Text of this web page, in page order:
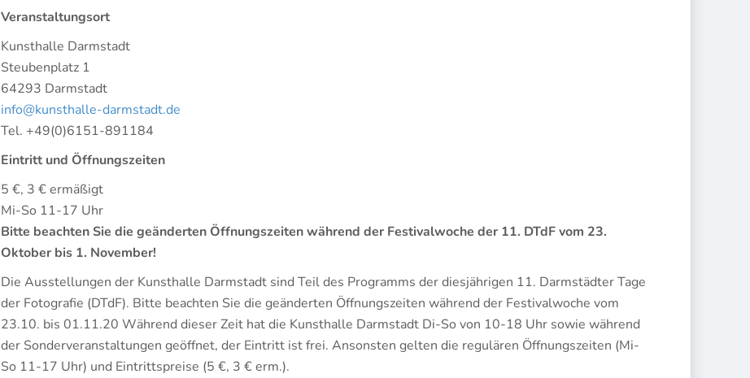
Veranstaltungsort
Kunsthalle Darmstadt
Steubenplatz 1
64293 Darmstadt
info@kunsthalle-darmstadt.de
Tel. +49(0)6151-891184
Eintritt und Öffnungszeiten
5 €, 3 € ermäßigt
Mi-So 11-17 Uhr
Bitte beachten Sie die geänderten Öffnungszeiten während der Festivalwoche der 11. DTdF vom 23.
Oktober bis 1. November!
Die Ausstellungen der Kunsthalle Darmstadt sind Teil des Programms der diesjährigen 11. Darmstädter Tage
der Fotografie (DTdF). Bitte beachten Sie die geänderten Öffnungszeiten während der Festivalwoche vom
23.10. bis 01.11.20 Während dieser Zeit hat die Kunsthalle Darmstadt Di-So von 10-18 Uhr sowie während
der Sonderveranstaltungen geöffnet, der Eintritt ist frei. Ansonsten gelten die regulären Öffnungszeiten (Mi-
So 11-17 Uhr) und Eintrittspreise (5 €, 3 € erm.).